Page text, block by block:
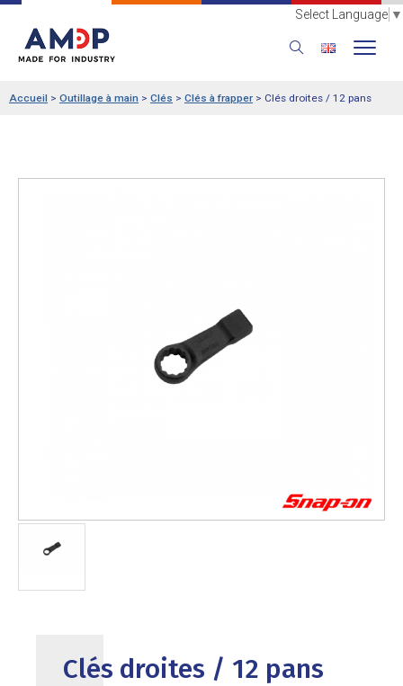
Select Language ▼
Accueil > Outillage à main > Clés > Clés à frapper > Clés droites / 12 pans
Clés droites / 12 pans